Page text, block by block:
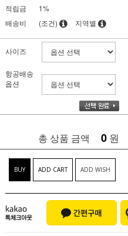
적립금
1%
배송비
(조건) 지역별
사이즈
항공배송
옵션
총 상품 금액 0 원
BUY ADD CART ADD WISH